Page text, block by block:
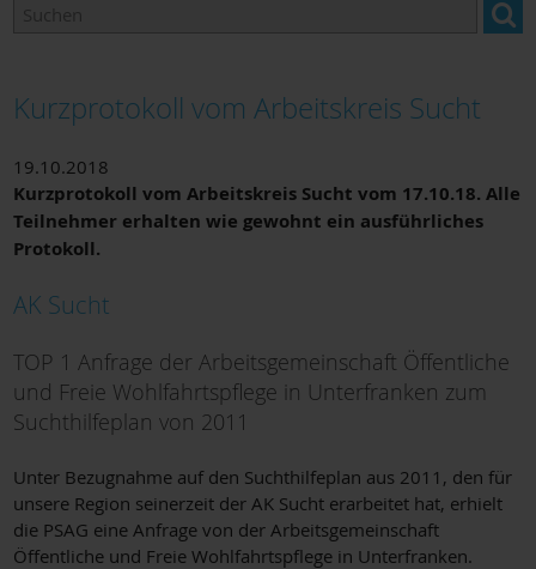
Kurzprotokoll vom Arbeitskreis Sucht
19.10.2018
Kurzprotokoll vom Arbeitskreis Sucht vom 17.10.18. Alle
Teilnehmer erhalten wie gewohnt ein ausführliches
Protokoll.
AK Sucht
TOP 1 Anfrage der Arbeitsgemeinschaft Öffentliche
und Freie Wohlfahrtspflege in Unterfranken zum
Suchthilfeplan von 2011
Unter Bezugnahme auf den Suchthilfeplan aus 2011, den für
unsere Region seinerzeit der AK Sucht erarbeitet hat, erhielt
die PSAG eine Anfrage von der Arbeitsgemeinschaft
Öffentliche und Freie Wohlfahrtspflege in Unterfranken.